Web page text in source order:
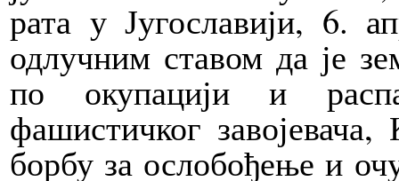
рата у Југославији, 6.
одлучним ставом да је
по окупацији и
фашистичког
борбу за ослобођење и